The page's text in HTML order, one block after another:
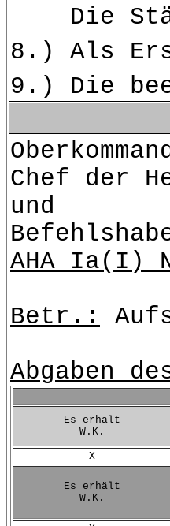
Die
8.) Als
9.) Die
Chef der
und
AHA Ia(I)
Betr.:
Abgaben
Es erhält
W.K.
X
Es erhält
W.K.